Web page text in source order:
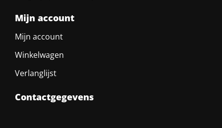
Mijn account
Mijn account
Winkelwagen
Verlanglijst
Contactgegevens